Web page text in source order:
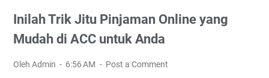
Inilah Trik Jitu Pinjaman Online yang
Mudah di ACC untuk Anda
Oleh Admin 6:56 AM Post a Comment